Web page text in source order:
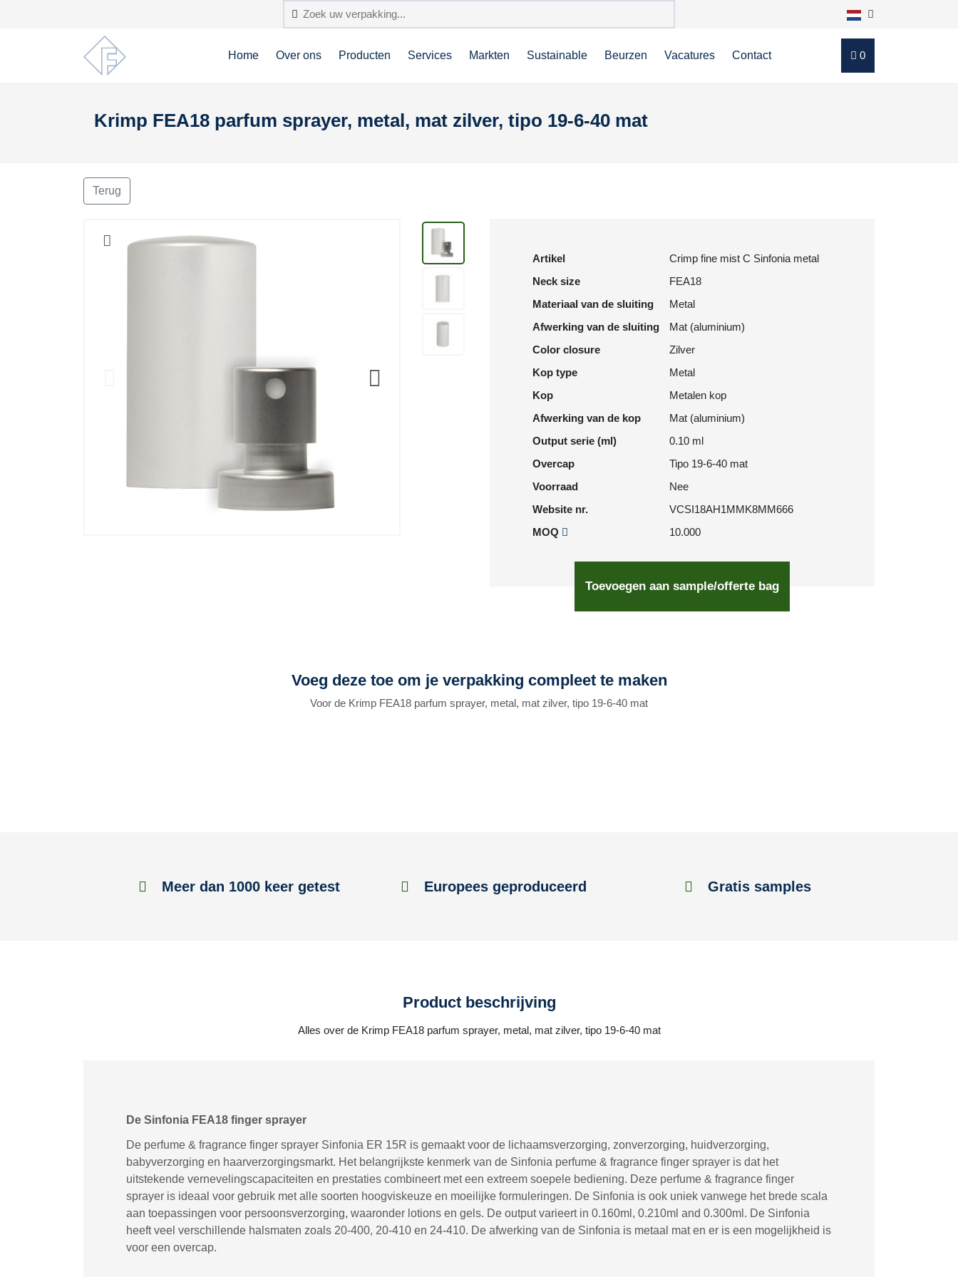
Home Over ons Producten Services Markten Sustainable Beurzen Vacatures Contact 0
Krimp FEA18 parfum sprayer, metal, mat zilver, tipo 19-6-40 mat
Terug
Artikel
Crimp fine mist C Sinfonia metal
Neck size
FEA18
Materiaal van de sluiting
Metal
Afwerking van de sluiting
Mat (aluminium)
Color closure
Zilver
Kop type
Metal
Kop
Metalen kop
Afwerking van de kop
Mat (aluminium)
Output serie (ml)
0.10 ml
Overcap
Tipo 19-6-40 mat
Voorraad
Nee
Website nr.
VCSI18AH1MMK8MM666
MOQ
10.000
Toevoegen aan sample/offerte bag
Voeg deze toe om je verpakking compleet te maken
Voor de Krimp FEA18 parfum sprayer, metal, mat zilver, tipo 19-6-40 mat
Meer dan 1000 keer getest Europees geproduceerd Gratis samples
Product beschrijving
Alles over de Krimp FEA18 parfum sprayer, metal, mat zilver, tipo 19-6-40 mat
De Sinfonia FEA18 finger sprayer
De perfume & fragrance finger sprayer Sinfonia ER 15R is gemaakt voor de lichaamsverzorging, zonverzorging, huidverzorging,
babyverzorging en haarverzorgingsmarkt. Het belangrijkste kenmerk van de Sinfonia perfume & fragrance finger sprayer is dat het
uitstekende vernevelingscapaciteiten en prestaties combineert met een extreem soepele bediening. Deze perfume & fragrance finger
sprayer is ideaal voor gebruik met alle soorten hoogviskeuze en moeilijke formuleringen. De Sinfonia is ook uniek vanwege het brede scala
aan toepassingen voor persoonsverzorging, waaronder lotions en gels. De output varieert in 0.160ml, 0.210ml and 0.300ml. De Sinfonia
heeft veel verschillende halsmaten zoals 20-400, 20-410 en 24-410. De afwerking van de Sinfonia is metaal mat en er is een mogelijkheid is
voor een overcap.